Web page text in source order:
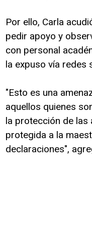
Por ello, Carla
pedir apoyo y
con personal
la expuso vía redes
"Esto es una
aquellos quienes
la protección de las
protegida a la
declaraciones",